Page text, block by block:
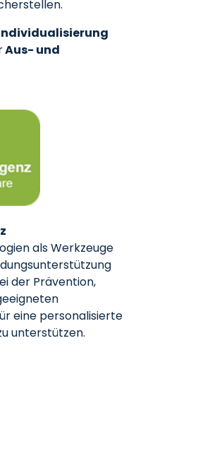
Aus- und
als Werkzeuge
der Prävention,
eine personalisierte
unterstützen.